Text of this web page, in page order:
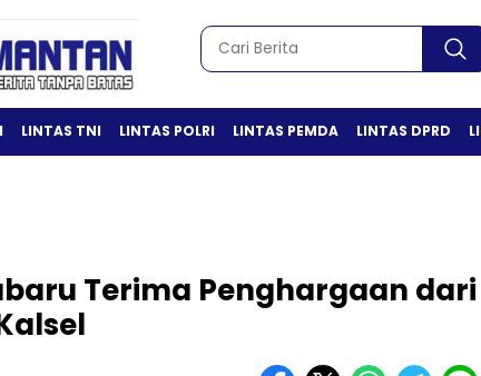
LINTAS TNI LINTAS POLRI LINTAS PEMDA LINTAS DPRD
Terima Penghargaan dari